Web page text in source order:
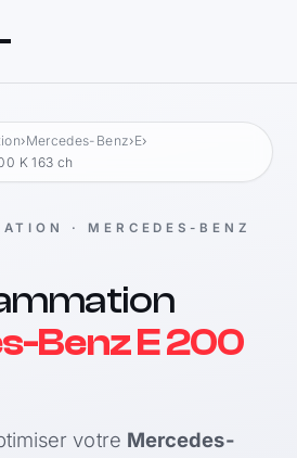
›Mercedes-Benz›E›
K 163 ch
· MERCEDES-BENZ
Benz E 200
votre Mercedes-